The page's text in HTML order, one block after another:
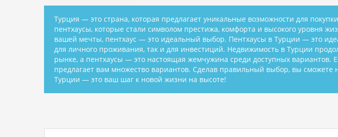
Турция — это страна, которая предлагает уникальные возможности для
пентхаусы, которые стали символом престижа, комфорта и высокого уровня
вашей мечты, пентхаус — это идеальный выбор. Пентхаусы в Турции — это
для личного проживания, так и для инвестиций. Недвижимость в Турции
рынке, а пентхаусы — это настоящая жемчужина среди доступных
предлагает вам множество вариантов. Сделав правильный выбор, вы
Турции — это ваш шаг к новой жизни на высоте!